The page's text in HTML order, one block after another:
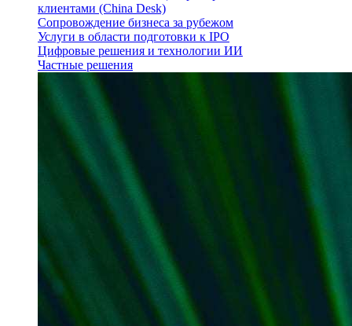
клиентами (China Desk)
Сопровождение бизнеса за рубежом
Услуги в области подготовки к IPO
Цифровые решения и технологии ИИ
Частные решения